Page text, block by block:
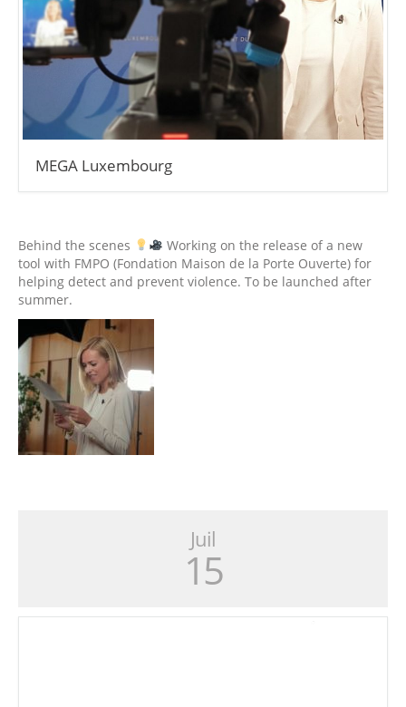
MEGA Luxembourg
Behind the scenes
Working on the release of a new
tool with FMPO (Fondation Maison de la Porte Ouverte) for
helping detect and prevent violence. To be launched after
summer.
Juil
15